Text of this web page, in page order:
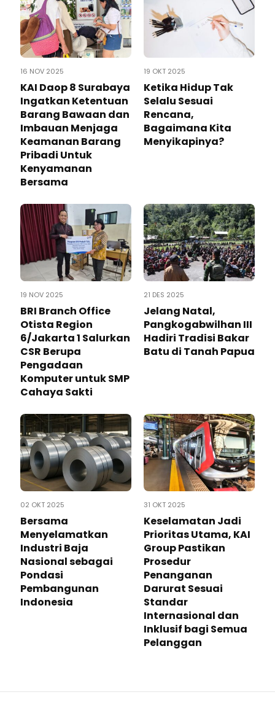
16 NOV 2025
KAI Daop 8 Surabaya
Ingatkan Ketentuan
Barang Bawaan dan
Imbauan Menjaga
Keamanan Barang
Pribadi Untuk
Kenyamanan
Bersama
19 OKT 2025
Ketika Hidup Tak
Selalu Sesuai
Rencana,
Bagaimana Kita
Menyikapinya?
19 NOV 2025
BRI Branch Office
Otista Region
6/Jakarta 1 Salurkan
CSR Berupa
Pengadaan
Komputer untuk SMP
Cahaya Sakti
21 DES 2025
Jelang Natal,
Pangkogabwilhan III
Hadiri Tradisi Bakar
Batu di Tanah Papua
02 OKT 2025
Bersama
Menyelamatkan
Industri Baja
Nasional sebagai
Pondasi
Pembangunan
Indonesia
31 OKT 2025
Keselamatan Jadi
Prioritas Utama, KAI
Group Pastikan
Prosedur
Penanganan
Darurat Sesuai
Standar
Internasional dan
Inklusif bagi Semua
Pelanggan